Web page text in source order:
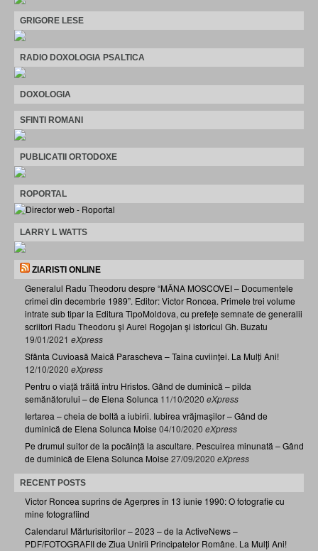
GRIGORE LESE
RADIO DOXOLOGIA PSALTICA
DOXOLOGIA
SFINTI ROMANI
PUBLICATII ORTODOXE
ROPORTAL
LARRY L WATTS
ZIARISTI ONLINE
Generalul Radu Theodoru despre “MÂNA MOSCOVEI – Documentele
crimei din decembrie 1989”. Editor: Victor Roncea. Primele trei volume
intrate sub tipar la Editura TipoMoldova, cu prefețe semnate de generalii
scriitori Radu Theodoru și Aurel Rogojan și istoricul Gh. Buzatu
19/01/2021 eXpress
Sfânta Cuvioasă Maică Parascheva – Taina cuviinței. La Mulți Ani!
12/10/2020 eXpress
Pentru o viață trăită întru Hristos. Gând de duminică – pilda
semănătorului – de Elena Solunca 11/10/2020 eXpress
Iertarea – cheia de boltă a iubirii. Iubirea vrăjmașilor – Gând de
duminică de Elena Solunca Moise 04/10/2020 eXpress
Pe drumul suitor de la pocăință la ascultare. Pescuirea minunată – Gând
de duminică de Elena Solunca Moise 27/09/2020 eXpress
RECENT POSTS
Victor Roncea suprins de Agerpres în 13 iunie 1990: O fotografie cu
mine fotografiind
Calendarul Mărturisitorilor – 2023 – de la ActiveNews –
PDF/FOTOGRAFII de Ziua Unirii Principatelor Române. La Mulți Ani!